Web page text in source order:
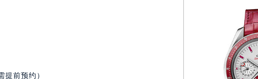
字楼15层07室（需提前预约）
（需提前预约）
前预约）
前预约）